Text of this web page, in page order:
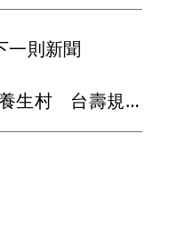
一則新聞
月繳4萬入住全台首座校園養生村 台壽規劃買保單可「跳住」北中南養生宅